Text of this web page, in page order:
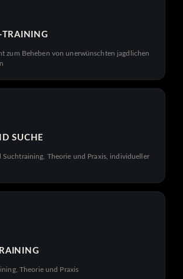
zum Beheben von unerwünschten jagdlichen
SUCHE
Suchtraining, Theorie und Praxis, individueller
Theorie und Praxis